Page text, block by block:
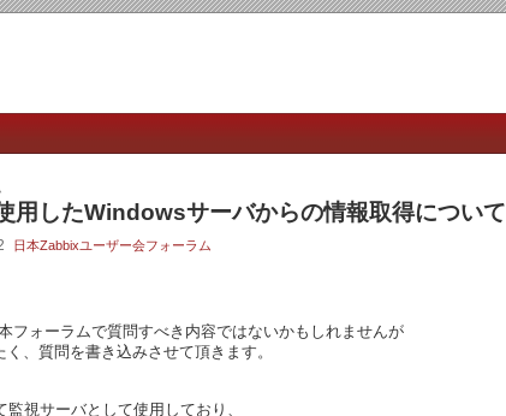
用したWindowsサーバからの情報取得について
日本Zabbixユーザー会フォーラム
フォーラムで質問すべき内容ではないかもしれませんが
、質問を書き込みさせて頂きます。
視サーバとして使用しており、